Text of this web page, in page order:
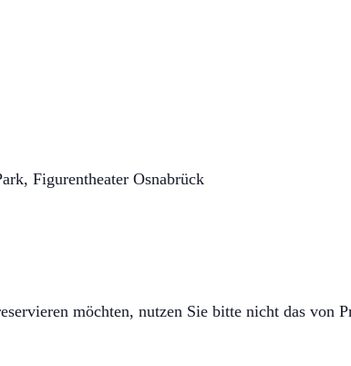
Figurentheater Osnabrück
möchten, nutzen Sie bitte nicht das von